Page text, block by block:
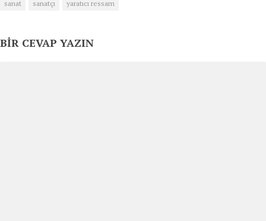
sanat sanatçı yaratıcı ressam
BIR CEVAP YAZIN